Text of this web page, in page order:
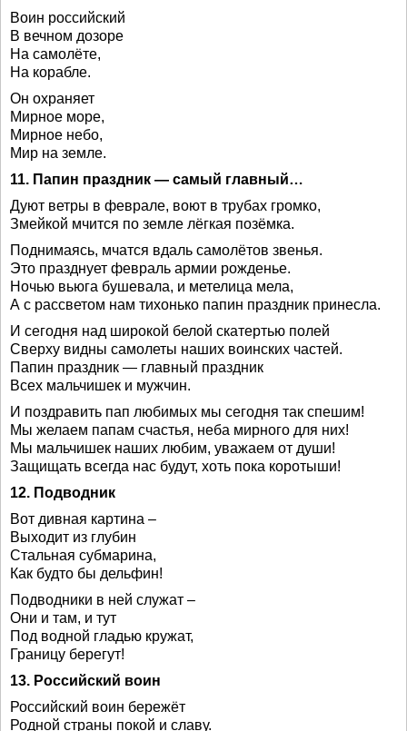
Воин российский
В вечном дозоре
На самолёте,
На корабле.
Он охраняет
Мирное море,
Мирное небо,
Мир на земле.
11. Папин праздник — самый главный…
Дуют ветры в феврале, воют в трубах громко,
Змейкой мчится по земле лёгкая позёмка.
Поднимаясь, мчатся вдаль самолётов звенья.
Это празднует февраль армии рожденье.
Ночью вьюга бушевала, и метелица мела,
А с рассветом нам тихонько папин праздник принесла.
И сегодня над широкой белой скатертью полей
Сверху видны самолеты наших воинских частей.
Папин праздник — главный праздник
Всех мальчишек и мужчин.
И поздравить пап любимых мы сегодня так спешим!
Мы желаем папам счастья, неба мирного для них!
Мы мальчишек наших любим, уважаем от души!
Защищать всегда нас будут, хоть пока коротыши!
12. Подводник
Вот дивная картина –
Выходит из глубин
Стальная субмарина,
Как будто бы дельфин!
Подводники в ней служат –
Они и там, и тут
Под водной гладью кружат,
Границу берегут!
13. Российский воин
Российский воин бережёт
Родной страны покой и славу.